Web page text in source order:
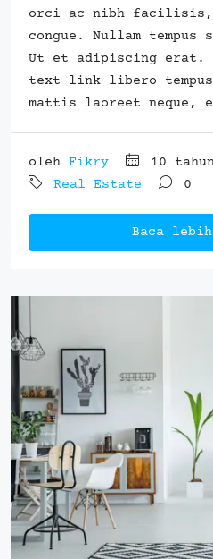
orci ac nibh facilisis,
congue. Nullam
Ut et adipiscing
text link libero tempus
mattis laoreet neque,
oleh Fikry
10
Real Estate
0
Baca